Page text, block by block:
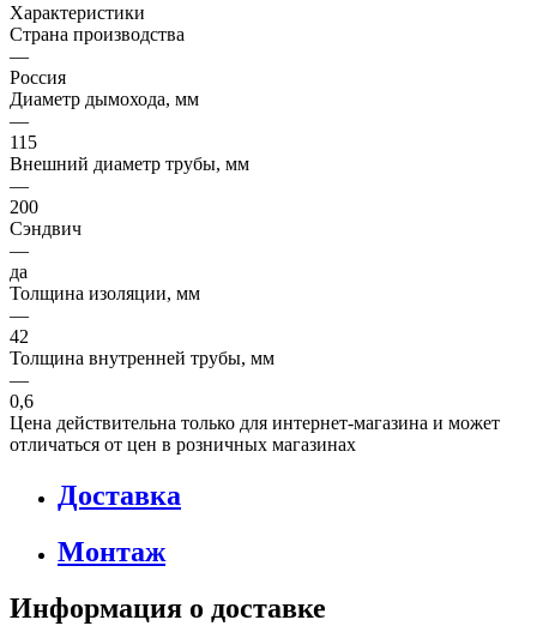
Характеристики
Страна производства
—
Россия
Диаметр дымохода, мм
—
115
Внешний диаметр трубы, мм
—
200
Сэндвич
—
да
Толщина изоляции, мм
—
42
Толщина внутренней трубы, мм
—
0,6
Цена действительна только для интернет-магазина и может
отличаться от цен в розничных магазинах
Доставка
Монтаж
Информация о доставке